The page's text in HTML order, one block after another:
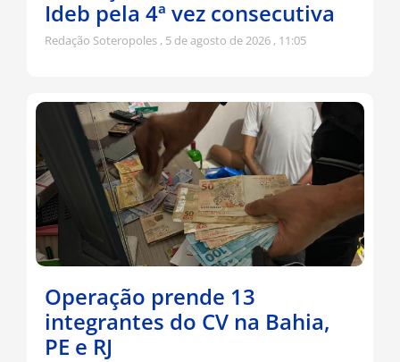
Ideb pela 4ª vez consecutiva
Redação Soteropoles 5 de agosto de 2026 11:05
Operação prende 13
integrantes do CV na Bahia,
PE e RJ